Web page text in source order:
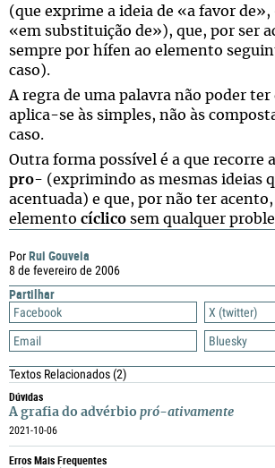
PorRui Gouveia
8 de fevereiro de 2006
Partilhar
Facebook
X (twitter)
Email
Bluesky
Textos Relacionados(2)
Dúvidas
A grafia do advérbio pró-ativamente
2021-10-06
Erros Mais Frequentes
(que exprime a ideia de «a favor de»,
«em substituição de»), que, por ser
sempre por hífen ao elemento
caso).
A regra de uma palavra não poder ter
aplica-se às simples, não às
caso.
Outra forma possível é a que recorre
pro- (exprimindo as mesmas ideias
acentuada) e que, por não ter
elemento cíclico sem qualquer